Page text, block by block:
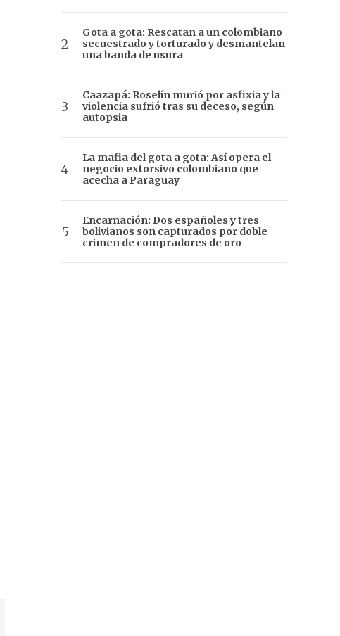
Gota a gota: Rescatan a un colombiano
secuestrado y torturado y desmantelan
una banda de usura
Caazapá: Roselín murió por asfixia y la
violencia sufrió tras su deceso, según
autopsia
La mafia del gota a gota: Así opera el
negocio extorsivo colombiano que
acecha a Paraguay
Encarnación: Dos españoles y tres
bolivianos son capturados por doble
crimen de compradores de oro